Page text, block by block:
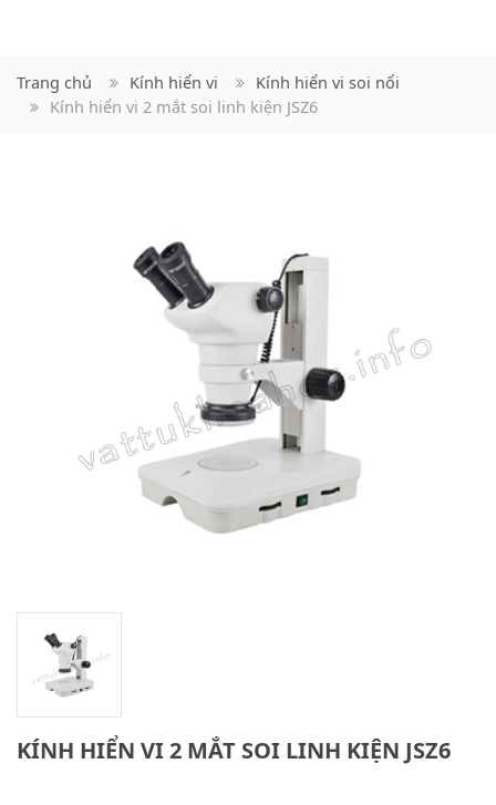
Trang chủ Kính hiển vi
Kính hiển vi soi nổi
Kính hiển vi 2 mắt soi linh kiện JSZ6
KÍNH HIỂN VI 2 MẮT SOI LINH KIỆN JSZ6